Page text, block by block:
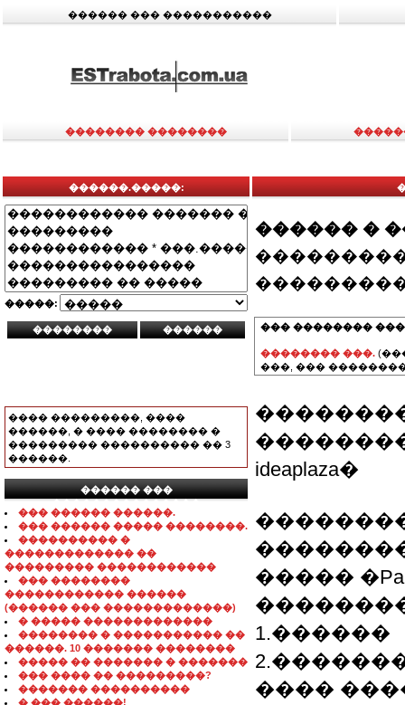
������ ��� �����������
�������� ��������
������.�����:
�����:
���� ���������, ����
������, � ���� �������� �
��������� ���������� �� 3
������.
������ ���
���������������
��� ������ ������.
��� ������ ����� ��������.
���������� �
������������� ��
��������� ������������
��� ��������
������������ ������
(������ ��� �������������)
� ����� �������������
�������� � ����������� ��
������. 10 ������� ��������
����� �� ������� � �������
��� ���� �� ���������?
������� ����������
� ��� ������!
������ �
��� ��������
�������� ���.
���, ���
ideaplaza�
�����
1.������
����